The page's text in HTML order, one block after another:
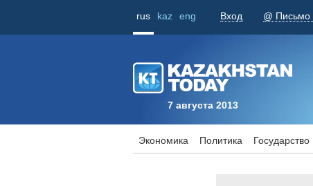
rus kaz eng Вход @ Письмо
7 августа 2013
Экономика Политика Государство